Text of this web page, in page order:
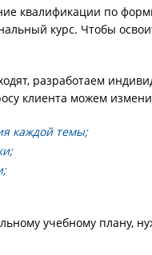
квалификации по
курс. Чтобы
разработаем
клиента можем
каждой темы;
учебному плану,